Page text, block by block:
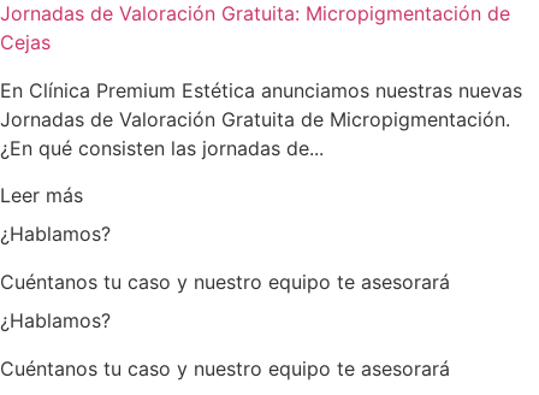
Jornadas de Valoración Gratuita: Micropigmentación de
Cejas
En Clínica Premium Estética anunciamos nuestras nuevas
Jornadas de Valoración Gratuita de Micropigmentación.
¿En qué consisten las jornadas de...
Leer más
¿Hablamos?
Cuéntanos tu caso y nuestro equipo te asesorará
¿Hablamos?
Cuéntanos tu caso y nuestro equipo te asesorará